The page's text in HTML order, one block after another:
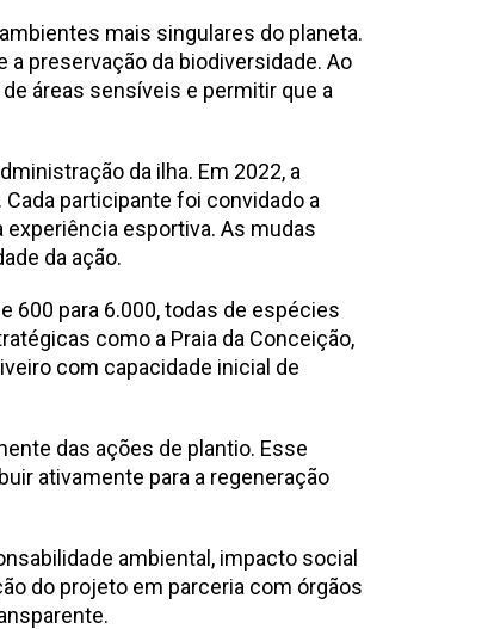
mais singulares do planeta.
preservação da biodiversidade. Ao
áreas sensíveis e permitir que a
da ilha. Em 2022, a
participante foi convidado a
experiência esportiva. As mudas
da ação.
600 para 6.000, todas de espécies
como a Praia da Conceição,
com capacidade inicial de
das ações de plantio. Esse
ativamente para a regeneração
ambiental, impacto social
do projeto em parceria com órgãos